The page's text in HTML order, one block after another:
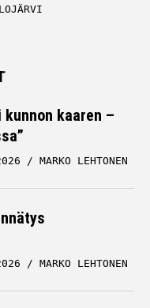
kaaren –
MARKO LEHTONEN
MARKO LEHTONEN